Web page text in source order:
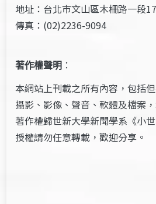
地址：台北市文山區木柵路一段
傳真：(02)2236-9094
著作權聲明 ：
本網站上刊載之所有內容，包括
攝影、影像、聲音、軟體及檔案
著作權歸世新大學新聞學系《小
授權請勿任意轉載，歡迎分享。